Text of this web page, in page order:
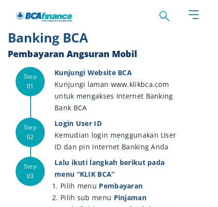
Pembayaran Angsuran Internet
Banking BCA
Pembayaran Angsuran Mobil
Kunjungi Website BCA
Kunjungi laman www.klikbca.com
untuk mengakses Internet Banking
Bank BCA
Login User ID
Kemudian login menggunakan User
ID dan pin Internet Banking Anda
Lalu ikuti langkah berikut pada
menu “KLIK BCA”
Pilih menu Pembayaran
Pilih sub menu Pinjaman